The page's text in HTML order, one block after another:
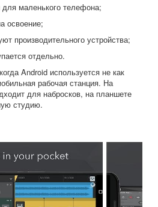
маленького телефона;
освоение;
производительного устройства;
отдельно.
Android используется не как
рабочая станция. На
для набросков, на планшете
студию.